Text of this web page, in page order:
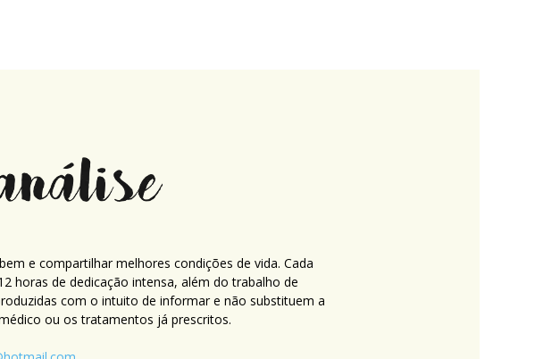
e compartilhar melhores condições de vida. Cada
horas de dedicação intensa, além do trabalho de
com o intuito de informar e não substituem a
ou os tratamentos já prescritos.